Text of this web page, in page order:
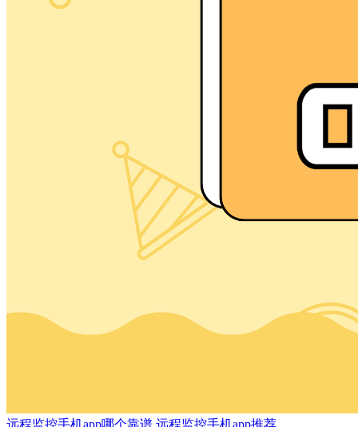
远程监控手机app哪个靠谱 远程监控手机app推荐